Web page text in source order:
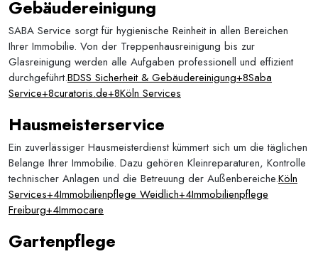
Gebäudereinigung
SABA Service sorgt für hygienische Reinheit in allen Bereichen
Ihrer Immobilie. Von der Treppenhausreinigung bis zur
Glasreinigung werden alle Aufgaben professionell und effizient
durchgeführt.BDSS Sicherheit & Gebäudereinigung+8Saba
Service+8curatoris.de+8Köln Services
Hausmeisterservice
Ein zuverlässiger Hausmeisterdienst kümmert sich um die täglichen
Belange Ihrer Immobilie. Dazu gehören Kleinreparaturen, Kontrolle
technischer Anlagen und die Betreuung der Außenbereiche.Köln
Services+4Immobilienpflege Weidlich+4Immobilienpflege
Freiburg+4Immocare
Gartenpflege